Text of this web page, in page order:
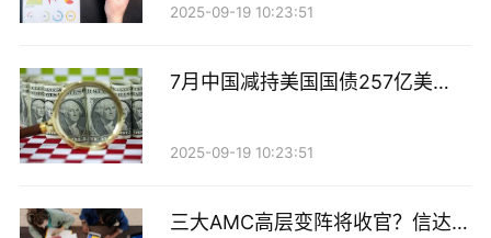
“五年赎回期”。
“在利率下行背景下，银行赎回高成本旧债并以更低利
率发行新债，可有效降低利息支出，缓解净息差压力。
同时，新资本管理办法实施后，逆周期资本监管趋严，
管指标，通过置换旧债能优化资本结构，提升资本工具
2025-09-19 10:23:51
7月中国减持美国国债257亿美
2025-09-19 10:23:51
三大AMC高层变阵将收官？信达、